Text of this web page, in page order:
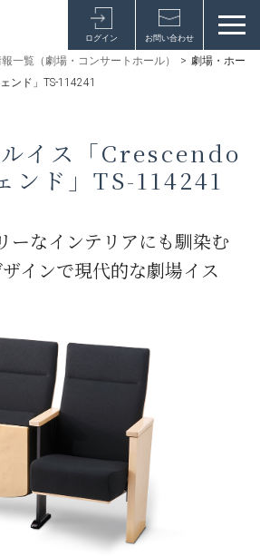
ログイン お問い合わせ
一覧（劇場・コンサートホール） > 劇場・ホー
ンド」TS-114241
イス「Crescendo
ンド」TS-114241
ーなインテリアにも馴染む
インで現代的な劇場イス